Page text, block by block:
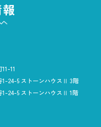
11
1-24-5 ストーンハウスⅡ 3階
1-24-5 ストーンハウスⅡ 1階